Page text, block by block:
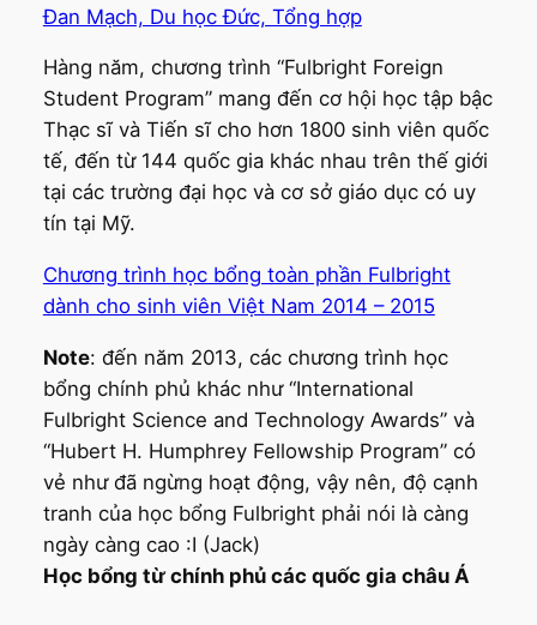
Hàng năm, chương trình “Fulbright Foreign
Student Program” mang đến cơ hội học tập bậc
Thạc sĩ và Tiến sĩ cho hơn 1800 sinh viên quốc
tế, đến từ 144 quốc gia khác nhau trên thế giới
tại các trường đại học và cơ sở giáo dục có uy
tín tại Mỹ.
Chương trình học bổng toàn phần Fulbright
dành cho sinh viên Việt Nam 2014 – 2015
Note: đến năm 2013, các chương trình học
bổng chính phủ khác như “International
Fulbright Science and Technology Awards” và
“Hubert H. Humphrey Fellowship Program” có
vẻ như đã ngừng hoạt động, vậy nên, độ cạnh
tranh của học bổng Fulbright phải nói là càng
ngày càng cao :I (Jack)
Học bổng từ chính phủ các quốc gia châu Á